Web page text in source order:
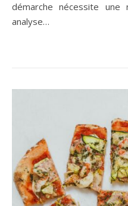
démarche nécessite
analyse…